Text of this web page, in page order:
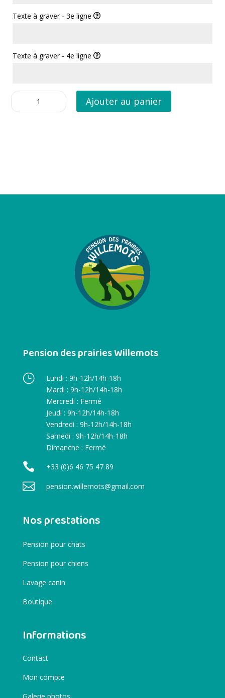
Texte à graver - 3e ligne
Texte à graver - 4e ligne
quantité
de
Ajouter au panier
Pension des prairies Willemots
}
Lundi : 9h-12h/14h-18h
Mardi : 9h-12h/14h-18h
Mercredi : Fermé
Jeudi : 9h-12h/14h-18h
Vendredi : 9h-12h/14h-18h
Samedi : 9h-12h/14h-18h
Dimanche : Fermé
 +33 (0)6 46 75 47 89
 pension.willemots@gmail.com
Nos prestations
Pension pour chats
Pension pour chiens
Lavage canin
Boutique
Informations
Contact
Mon compte